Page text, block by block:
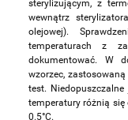
sterylizującym, z
wewnątrz
olejowej).
temperaturach z
dokumentować. W
wzorzec,
test.
temperatury różnią się
0.5°C.